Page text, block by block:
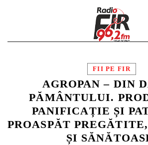
CAUTA IN
DISTRIBUIE
FII PE FIR
AGROPAN – DIN
PĂMÂNTULUI.
PANIFICAȚIE ȘI
PROASPĂT
ȘI